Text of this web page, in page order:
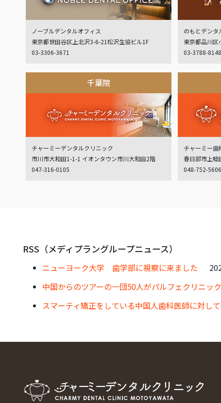
ノーブルデンタルオフィス
東京都世田谷区上北沢3-6-21松沢生協ビル1F
03-3306-3671
のもとデンタ
東京都品川区
03-3788-8148
千葉院
チャーミーデンタルクリニック
市川市大和田1-1-1 イオンタウン市川大和田2階
047-316-0105
チャーミー歯
春日部市上
048-752-5606
RSS（メディプラングループニュース）
ニューヨーク大学 歯学部に視察に来ました
中国からのツアーの一団50人がパルフェクリニッ
スマーティ矯正をしている中国人歯科医師に対し